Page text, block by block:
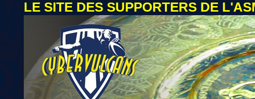
LE SITE DES SUPPORTERS DE